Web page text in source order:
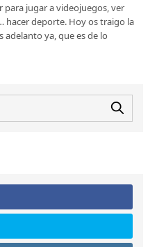
para jugar a videojuegos, ver
hacer deporte. Hoy os traigo la
adelanto ya, que es de lo